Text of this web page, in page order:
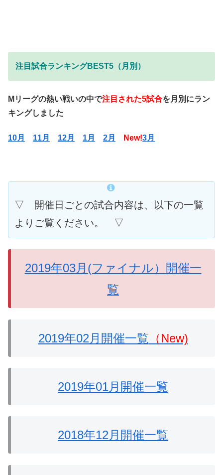
注目試合ランキングBEST5（月別）
Mリーグの熱い戦いの中で注目された5試合を月別にラン
キングしました
10月 11月 12月 1月 2月 New!3月
▽ 開催日ごとの試合内容は、以下の一覧
よりご覧ください。 ▽
2019年03月(ファイナル）開催一
覧
2019年02月開催一覧 （New)
2019年01月開催一覧
2018年12月開催一覧